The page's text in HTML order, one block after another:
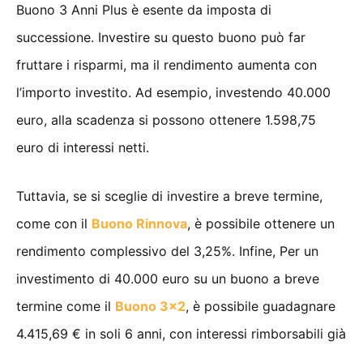
Buono 3 Anni Plus è esente da imposta di
successione. Investire su questo buono può far
fruttare i risparmi, ma il rendimento aumenta con
l’importo investito. Ad esempio, investendo 40.000
euro, alla scadenza si possono ottenere 1.598,75
euro di interessi netti.
Tuttavia, se si sceglie di investire a breve termine,
come con il Buono Rinnova, è possibile ottenere un
rendimento complessivo del 3,25%. Infine, Per un
investimento di 40.000 euro su un buono a breve
termine come il Buono 3×2, è possibile guadagnare
4.415,69 € in soli 6 anni, con interessi rimborsabili già